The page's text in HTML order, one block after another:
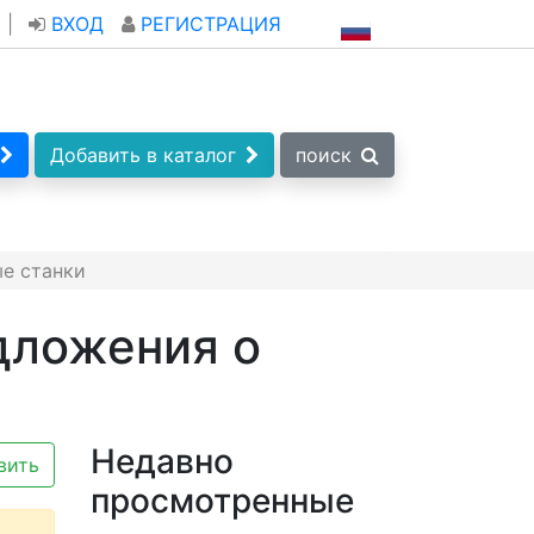
ВХОД РЕГИСТРАЦИЯ
Добавить в каталог поиск
станки
о
Недавно
просмотренные